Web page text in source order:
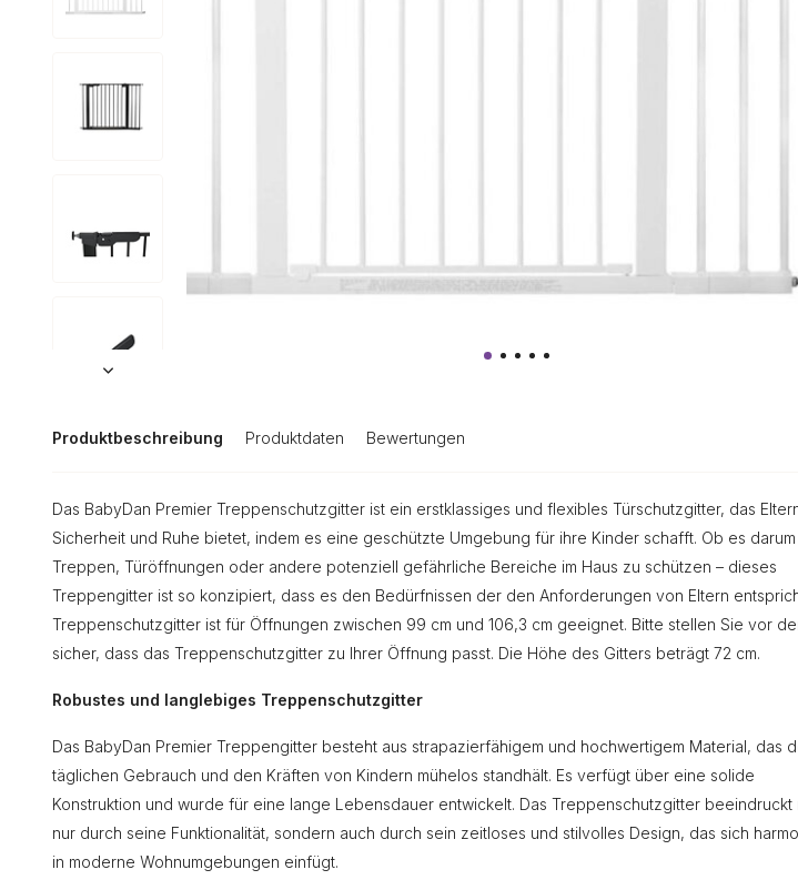
Produktbeschreibung Produktdaten Bewertungen
Das BabyDan Premier Treppenschutzgitter ist ein erstklassiges und flexibles Türschutzgitter, das
Sicherheit und Ruhe bietet, indem es eine geschützte Umgebung für ihre Kinder schafft. Ob es
Treppen, Türöffnungen oder andere potenziell gefährliche Bereiche im Haus zu schützen – dieses
Treppengitter ist so konzipiert, dass es den Bedürfnissen der den Anforderungen von Eltern
Treppenschutzgitter ist für Öffnungen zwischen 99 cm und 106,3 cm geeignet. Bitte stellen Sie vor
sicher, dass das Treppenschutzgitter zu Ihrer Öffnung passt. Die Höhe des Gitters beträgt 72 cm.
Robustes und langlebiges Treppenschutzgitter
Das BabyDan Premier Treppengitter besteht aus strapazierfähigem und hochwertigem Material, das
täglichen Gebrauch und den Kräften von Kindern mühelos standhält. Es verfügt über eine solide
Konstruktion und wurde für eine lange Lebensdauer entwickelt. Das Treppenschutzgitter beeindruckt
nur durch seine Funktionalität, sondern auch durch sein zeitloses und stilvolles Design, das sich
in moderne Wohnumgebungen einfügt.